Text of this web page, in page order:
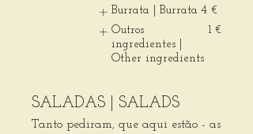
Burrata | Burrata 4 €
Outros
ingredientes |
Other ingredients
1 €
SALADAS | SALADS
Tanto pediram, que aqui estão - as